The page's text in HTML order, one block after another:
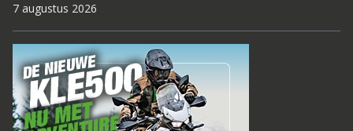
7 augustus 2026